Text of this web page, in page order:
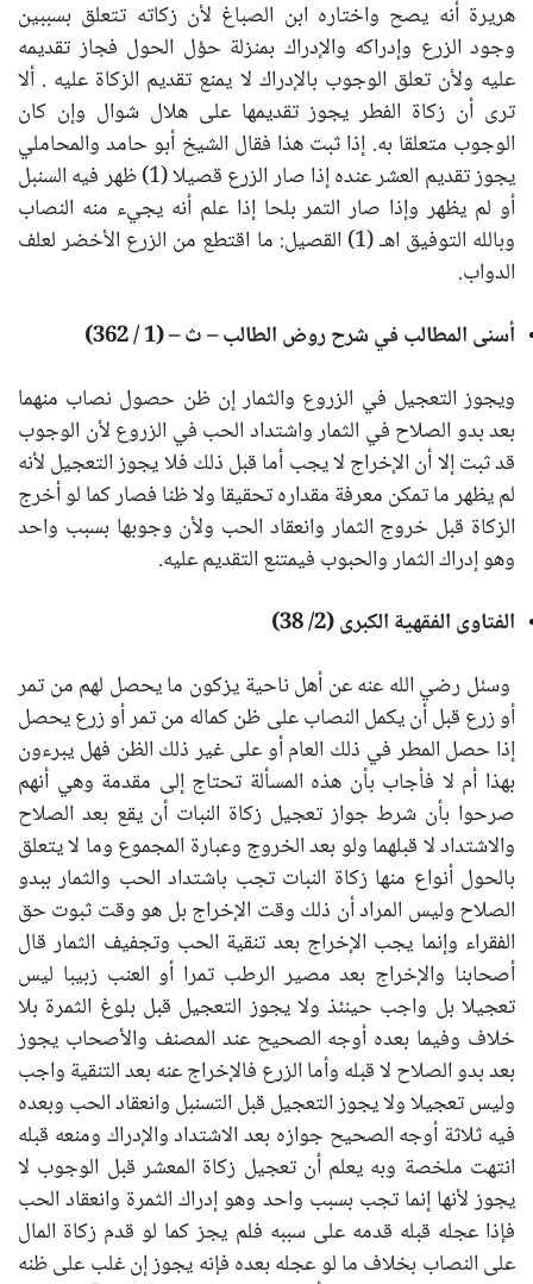
هريرة أنه يصح واختاره ابن الصباغ لأن زكاته تتعلق بسببين
وجود الزرع وإدراكه والإدراك بمنزلة حؤل الحول فجاز تقديمه
عليه ولأن تعلق الوجوب بالإدراك لا يمنع تقديم الزكاة عليه . ألا
ترى أن زكاة الفطر يجوز تقديمها على هلال شوال وإن كان
الوجوب متعلقا به. إذا ثبت هذا فقال الشيخ أبو حامد والمحاملي
يجوز تقديم العشر عنده إذا صار الزرع قصيلا (1) ظهر فيه السنبل
أو لم يظهر وإذا صار التمر بلحا إذا علم أنه يجيء منه النصاب
وبالله التوفيق اهـ (1) القصيل: ما اقتطع من الزرع الأخضر لعلف
الدواب.
أسنى المطالب في شرح روض الطالب – ث – (1 / 362)
ويجوز التعجيل في الزروع والثمار إن ظن حصول نصاب منهما
بعد بدو الصلاح في الثمار واشتداد الحب في الزروع لأن الوجوب
قد ثبت إلا أن الإخراج لا يجب أما قبل ذلك فلا يجوز التعجيل لأنه
لم يظهر ما تمكن معرفة مقداره تحقيقا ولا ظنا فصار كما لو أخرج
الزكاة قبل خروج الثمار وانعقاد الحب ولأن وجوبها بسبب واحد
وهو إدراك الثمار والحبوب فيمتنع التقديم عليه.
الفتاوى الفقهية الكبرى (2/ 38)
وسئل رضي الله عنه عن أهل ناحية يزكون ما يحصل لهم من تمر
أو زرع قبل أن يكمل النصاب على ظن كماله من تمر أو زرع يحصل
إذا حصل المطر في ذلك العام أو على غير ذلك الظن فهل يبرءون
بهذا أم لا فأجاب بأن هذه المسألة تحتاج إلى مقدمة وهي أنهم
صرحوا بأن شرط جواز تعجيل زكاة النبات أن يقع بعد الصلاح
والاشتداد لا قبلهما ولو بعد الخروج وعبارة المجموع وما لا يتعلق
بالحول أنواع منها زكاة النبات تجب باشتداد الحب والثمار ببدو
الصلاح وليس المراد أن ذلك وقت الإخراج بل هو وقت ثبوت حق
الفقراء وإنما يجب الإخراج بعد تنقية الحب وتجفيف الثمار قال
أصحابنا والإخراج بعد مصير الرطب تمرا أو العنب زبيبا ليس
تعجيلا بل واجب حينئذ ولا يجوز التعجيل قبل بلوغ الثمرة بلا
خلاف وفيما بعده أوجه الصحيح عند المصنف والأصحاب يجوز
بعد بدو الصلاح لا قبله وأما الزرع فالإخراج عنه بعد التنقية واجب
وليس تعجيلا ولا يجوز التعجيل قبل التسنبل وانعقاد الحب وبعده
فيه ثلاثة أوجه الصحيح جوازه بعد الاشتداد والإدراك ومنعه قبله
انتهت ملخصة وبه يعلم أن تعجيل زكاة المعشر قبل الوجوب لا
يجوز لأنها إنما تجب بسبب واحد وهو إدراك الثمرة وانعقاد الحب
فإذا عجله قبله قدمه على سببه فلم يجز كما لو قدم زكاة المال
على النصاب بخلاف ما لو عجله بعده فإنه يجوز إن غلب على ظنه